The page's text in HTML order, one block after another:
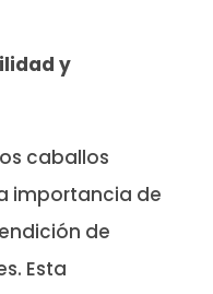
y
caballos
importancia de
de
Esta